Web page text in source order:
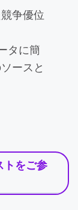
争優位
タに簡
ースと
トをご参